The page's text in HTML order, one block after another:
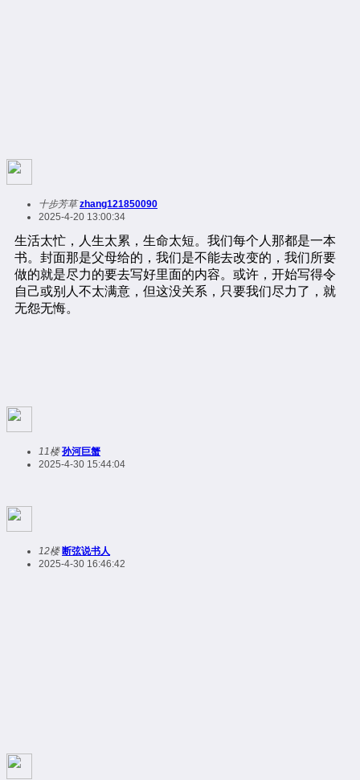
十步芳草 zhang121850090
2025-4-20 13:00:34
11楼 孙河巨蟹
2025-4-30 15:44:04
12楼 断弦说书人
2025-4-30 16:46:42